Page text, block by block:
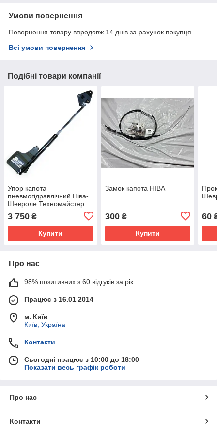
Умови повернення
Повернення товару впродовж 14 днів за рахунок покупця
Всі умови повернення
Подібні товари компанії
Упор капота
пневмогідравлічний Ніва-
Шевроле Техномайстер
3 750 ₴
Купити
Замок капота НІВА
300₴
Купити
60
Про нас
98% позитивних з 60 відгуків за рік
Працює з 16.01.2014
м. Київ
Київ, Україна
Контакти
Сьогодні працює з 10:00 до 18:00
Показати весь графік роботи
Про нас
Контакти